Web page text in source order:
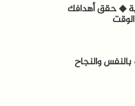
◆ حقق أهدافك
بالنفس والنجاح